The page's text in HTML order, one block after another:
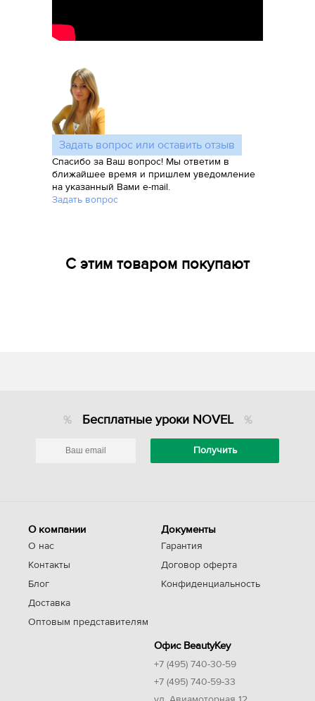
Задать вопрос или оставить отзыв
Спасибо за Ваш вопрос! Мы ответим в
ближайшее время и пришлем уведомление
на указанный Вами e-mail.
Задать вопрос
С этим товаром покупают
Бесплатные уроки NOVEL
О компании
О нас
Контакты
Блог
Доставка
Оптовым представителям
Документы
Гарантия
Договор оферта
Конфиденциальность
Офис BeautyKey
+7 (495) 740-30-59
+7 (495) 740-59-33